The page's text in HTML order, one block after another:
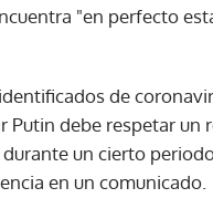
"en perfecto
de
Putin debe respetar un
un cierto
en un comunicado.